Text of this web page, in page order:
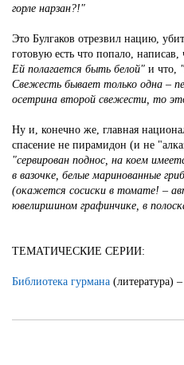
горле нарзан?!"
Это Булгаков отрезвил нацию,
готовую есть что попало, написав,
Ей полагается быть белой" и что,
Свежесть бывает только одна –
осетрина второй свежести, то
Ну и, конечно же, главная
спасение не пирамидон (и не
"сервирован поднос, на коем
в вазочке, белые маринованные
(окажется сосиски в томате! –
ювелиршином графинчике, в
ТЕМАТИЧЕСКИЕ СЕРИИ:
Библиотека гурмана (литература)